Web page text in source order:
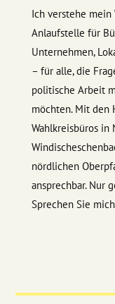
Ich verstehe mein
Anlaufstelle für
Unternehmen,
– für alle, die
politische Arbeit
möchten. Mit den
Wahlkreisbüros in
nördlichen
ansprechbar. Nur
Sprechen Sie